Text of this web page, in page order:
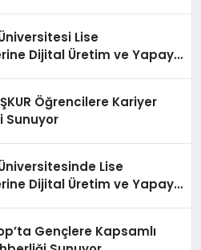
Lise
Dijital Üretim ve Yapay
Öğrencilere Kariyer
Sunuyor
Lise
Dijital Üretim ve Yapay
Gençlere Kapsamlı